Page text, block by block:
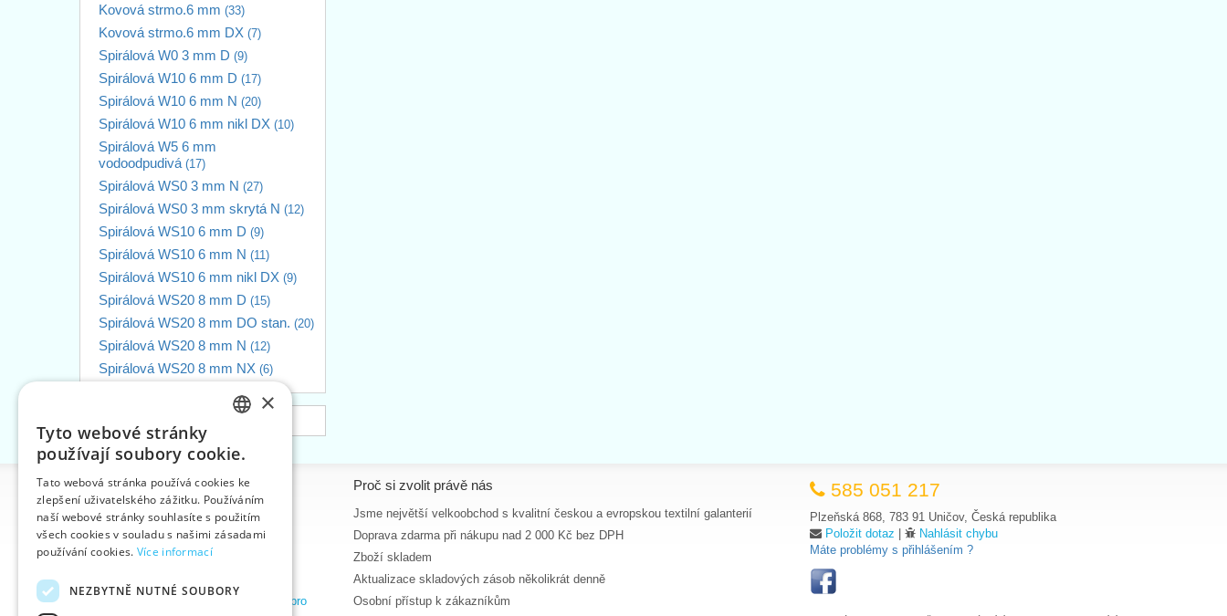
Kovová strmo.6 mm (33)
Kovová strmo.6 mm DX (7)
Spirálová W0 3 mm D (9)
Spirálová W10 6 mm D (17)
Spirálová W10 6 mm N (20)
Spirálová W10 6 mm nikl DX (10)
Spirálová W5 6 mm
vodoodpudivá (17)
Spirálová WS0 3 mm N (27)
Spirálová WS0 3 mm skrytá N (12)
Spirálová WS10 6 mm D (9)
Spirálová WS10 6 mm N (11)
Spirálová WS10 6 mm nikl DX (9)
Spirálová WS20 8 mm D (15)
Spirálová WS20 8 mm DO stan. (20)
Spirálová WS20 8 mm N (12)
Spirálová WS20 8 mm NX (6)
Informace
Úvodní strana
Kontakt
Mapa stránek
Obchodní podmínky e-shopu VTC, a.s. pro
Proč si zvolit právě nás
Jsme největší velkoobchod s kvalitní českou a evropskou textilní galanterií
Doprava zdarma při nákupu nad 2 000 Kč bez DPH
Zboží skladem
Aktualizace skladových zásob několikrát denně
Osobní přístup k zákazníkům
585 051 217
Plzeňská 868, 783 91 Uničov, Česká republika
Položit dotaz |
Nahlásit chybu
Máte problémy s přihlášením ?
ENGLISH
GERMAN
×
Tyto webové stránky
používají soubory cookie.
Tato webová stránka používá cookies ke
zlepšení uživatelského zážitku. Používáním
naší webové stránky souhlasíte s použitím
všech cookies v souladu s našimi zásadami
používání cookies. Více informací
NEZBYTNĚ NUTNÉ SOUBORY